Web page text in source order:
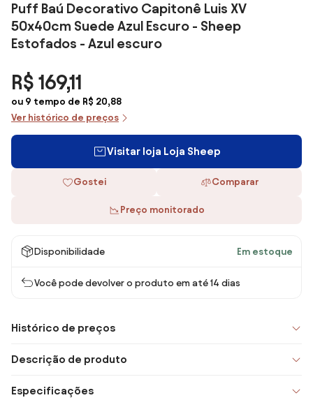
Puff Baú Decorativo Capitonê Luis XV
50x40cm Suede Azul Escuro - Sheep
Estofados - Azul escuro
R$ 169,11
ou 9 tempo de R$ 20,88
Ver histórico de preços
Visitar loja Loja Sheep
Gostei Comparar
Preço monitorado
Disponibilidade Em estoque
Você pode devolver o produto em até 14 dias
Histórico de preços
Descrição de produto
Especificações